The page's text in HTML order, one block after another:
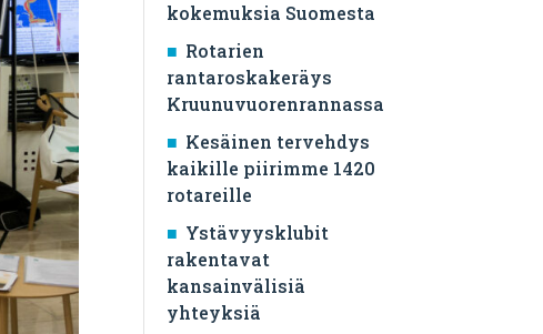
kokemuksia Suomesta
Rotarien
rantaroskakeräys
Kruunuvuorenrannassa
Kesäinen tervehdys
kaikille piirimme 1420
rotareille
Ystävyysklubit
rakentavat
kansainvälisiä
yhteyksiä